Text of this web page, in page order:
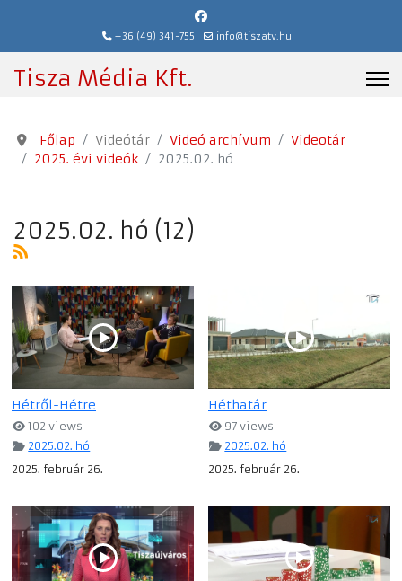
+36 (49) 341-755 info@tiszatv.hu
Tisza Média Kft.
Főlap Videótár Videó archívum
Videotár
2025. évi videók
2025.02. hó
2025.02. hó (12)
Hétről-Hétre
102 views
2025.02. hó
2025. február 26.
Héthatár
97 views
2025.02. hó
2025. február 26.